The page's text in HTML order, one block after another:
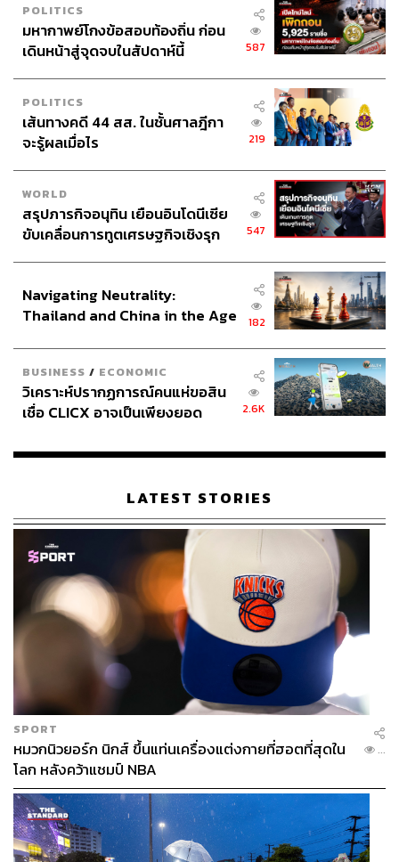
POLITICS
มหากาพย์โกงข้อสอบท้องถิ่น ก่อน
เดินหน้าสู่จุดจบในสัปดาห์นี้
587
POLITICS
เส้นทางคดี 44 สส. ในชั้นศาลฎีกา
จะรู้ผลเมื่อไร
219
WORLD
สรุปภารกิจอนุทิน เยือนอินโดนีเซีย
ขับเคลื่อนการทูตเศรษฐกิจเชิงรุก
547
Navigating Neutrality:
Thailand and China in the Age
182
BUSINESS / ECONOMIC
วิเคราะห์ปรากฏการณ์คนแห่ขอสิน
เชื่อ CLICX อาจเป็นเพียงยอด
เรือนไทยที่ถูกซุกไว้
2.6K
LATEST STORIES
SPORT
หมวกนิวยอร์ก นิกส์ ขึ้นแท่นเครื่องแต่งกายที่ฮอตที่สุดใน
โลก หลังคว้าแชมป์ NBA
...